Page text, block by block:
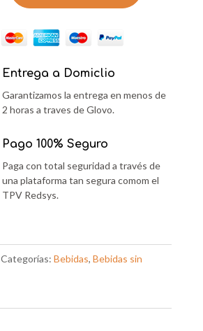
Entrega a Domiclio
Garantizamos la entrega en menos de
2 horas a traves de Glovo.
Pago 100% Seguro
Paga con total seguridad a través de
una plataforma tan segura comom el
TPV Redsys.
Categorías: Bebidas, Bebidas sin